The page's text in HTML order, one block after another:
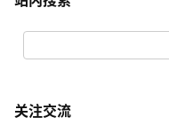
关注交流